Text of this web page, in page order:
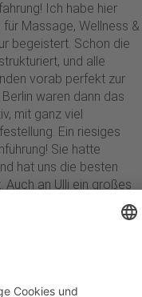
Ich habe hier
Massage, Wellness &
begeistert. Schon die
und alle
vorab perfekt zur
waren dann das
mit ganz viel
Ein riesiges
Sie hatte
hat uns die besten
an Ulli ein großes
der Kurse. ​Ihr
Zeit und eine